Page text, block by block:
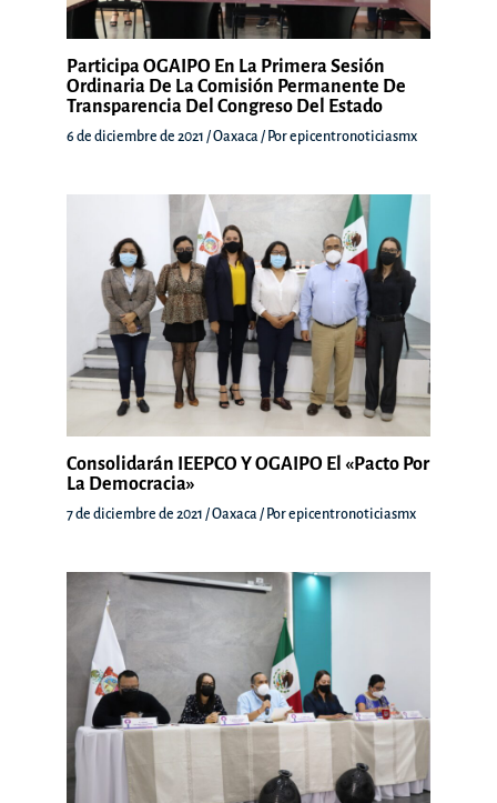
Participa OGAIPO En La Primera Sesión
Ordinaria De La Comisión Permanente De
Transparencia Del Congreso Del Estado
6 de diciembre de 2021 /Oaxaca / Porepicentronoticiasmx
Consolidarán IEEPCO Y OGAIPO El «Pacto Por
La Democracia»
7 de diciembre de 2021 /Oaxaca / Porepicentronoticiasmx